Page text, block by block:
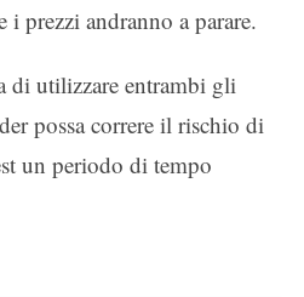
prezzi andranno a parare.
di utilizzare entrambi gli
possa correre il rischio di
un periodo di tempo